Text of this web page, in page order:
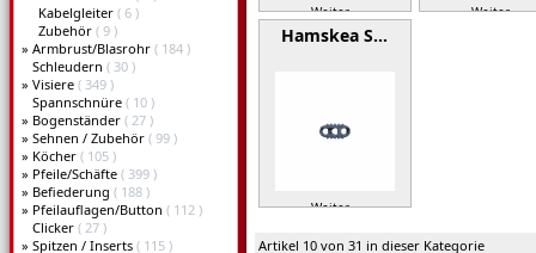
Kabelgleiter ( 6 )
Zubehör ( 9 )
» Armbrust/Blasrohr ( 184 )
Schleudern ( 30 )
» Visiere ( 349 )
Spannschnüre ( 10 )
» Bogenständer ( 27 )
» Sehnen / Zubehör ( 99 )
» Köcher ( 105 )
» Pfeile/Schäfte ( 399 )
» Befiederung ( 188 )
» Pfeilauflagen/Button ( 112 )
Clicker ( 27 )
» Spitzen / Inserts ( 115 )
Weiter » Weiter »
Hamskea S…
Weiter »
Artikel 10 von 31 in dieser Kategorie